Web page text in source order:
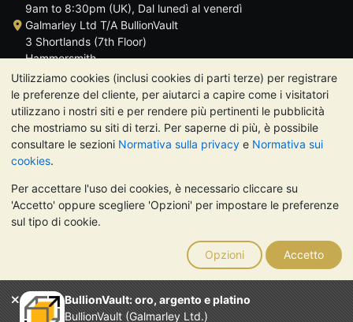
Utilizziamo cookies (inclusi cookies di parti terze) per registrare
le preferenze del cliente, per aiutarci a capire come i visitatori
utilizzano i nostri siti e per rendere più pertinenti le pubblicità
che mostriamo su siti di terzi. Per saperne di più, è possibile
consultare le sezioni Normativa sulla privacy e Normativa sui
cookies.
Per accettare l'uso dei cookies, è necessario cliccare su
'Accetto' oppure scegliere 'Opzioni' per impostare le preferenze
sul tipo di cookie.
Opzioni Accetto
BullionVault: oro, argento e platino
BullionVault (Galmarley Ltd.)
9am to 8:30pm (UK), Dal lunedì al venerdì
Galmarley Ltd T/A BullionVault
3 Shortlands (7th Floor)
Hammersmith
Londra
W6 8DA
Regno Unito
TrustScore 4.7 | 488 recensioni
NOTA BENE: Il valore dei metalli preziosi può diminuire o
aumentare, e i trend storici non sono predittori dell'andamento
futuro. Nulla di quanto contenuto nei siti web di BullionVault o
nelle sue comunicazioni costituisce una consulenza sugli
investimenti. Si consiglia di rivolgersi a un professionista per
stabilire se l'investimento in metalli preziosi è adatto alle proprie
esigenze.